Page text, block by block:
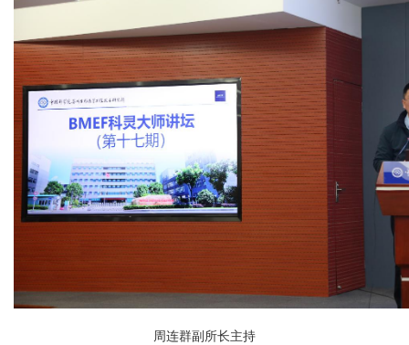
周连群副所长主持